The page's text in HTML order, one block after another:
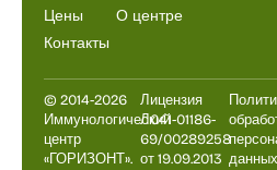
Цены
О центре
Контакты
© 2014-2026
Иммунологический
центр
«ГОРИЗОНТ».
Лицензия
Л041-01186-
69/00289258
от 19.09.2013 данных